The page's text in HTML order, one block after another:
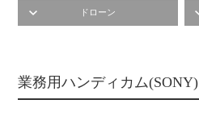
ドローン
業務用ハンディカム(SONY)